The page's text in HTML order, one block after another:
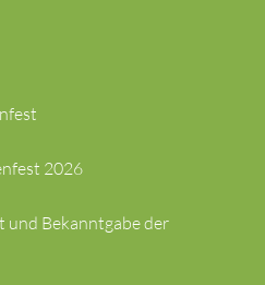
2026
und Bekanntgabe der